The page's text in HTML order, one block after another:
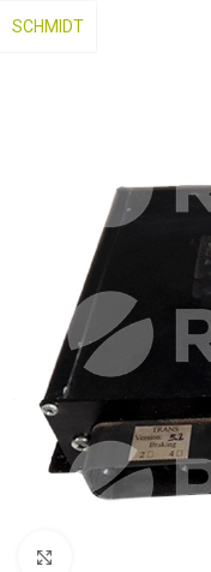
SCHMIDT